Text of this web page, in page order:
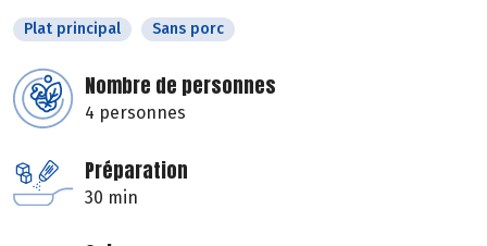
Plat principal Sans porc
Nombre de personnes
4 personnes
Préparation
30 min